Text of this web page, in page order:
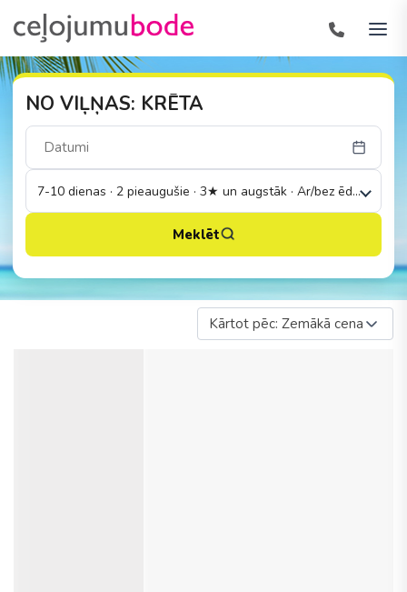
NO VIĻŅAS: KRĒTA
7-10 dienas · 2 pieaugušie · 3★ un augstāk · Ar/bez ēdināšanas
Meklēt
Kārtot pēc: Zemākā cena